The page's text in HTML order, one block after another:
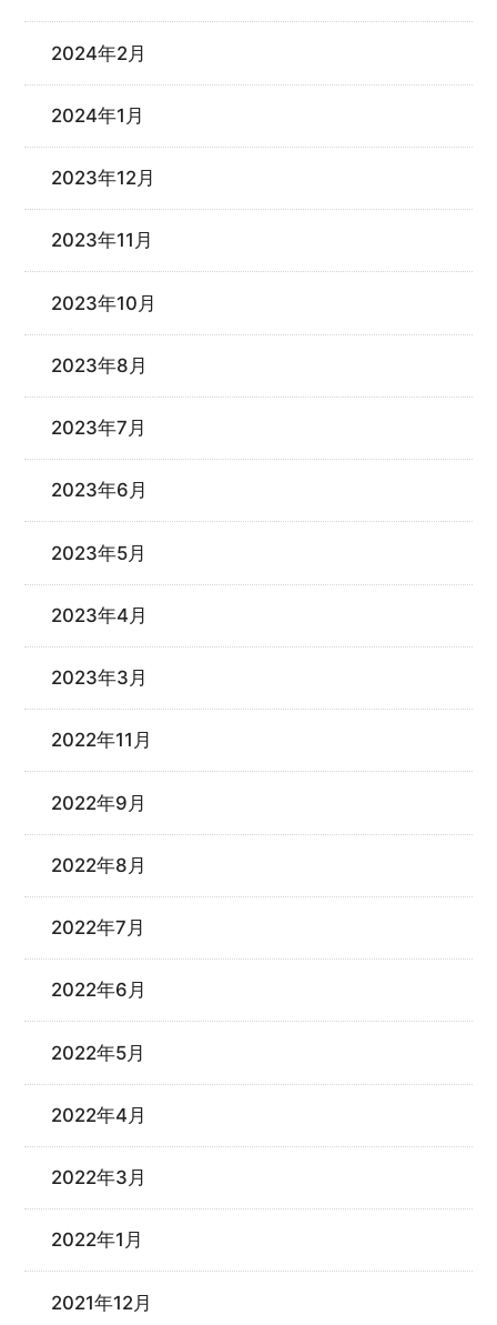
2024年2月
2024年1月
2023年12月
2023年11月
2023年10月
2023年8月
2023年7月
2023年6月
2023年5月
2023年4月
2023年3月
2022年11月
2022年9月
2022年8月
2022年7月
2022年6月
2022年5月
2022年4月
2022年3月
2022年1月
2021年12月